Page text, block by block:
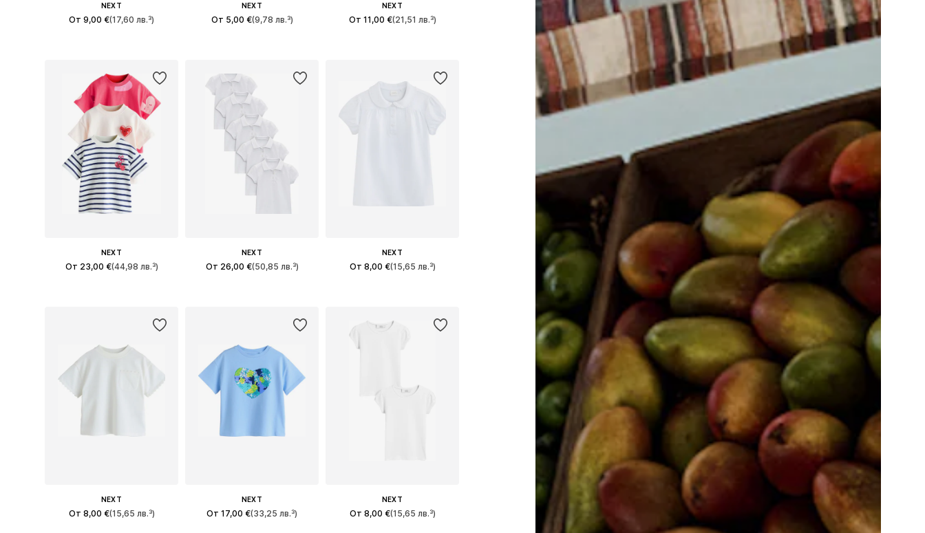
NEXT
От 9,00 €(17,60 лв.³)
NEXT
От 5,00 €(9,78 лв.³)
NEXT
От 11,00 €(21,51 лв.³)
NEXT
От 23,00 €(44,98 лв.³)
NEXT
От 26,00 €(50,85 лв.³)
NEXT
От 8,00 €(15,65 лв.³)
NEXT
От 8,00 €(15,65 лв.³)
NEXT
От 17,00 €(33,25 лв.³)
NEXT
От 8,00 €(15,65 лв.³)